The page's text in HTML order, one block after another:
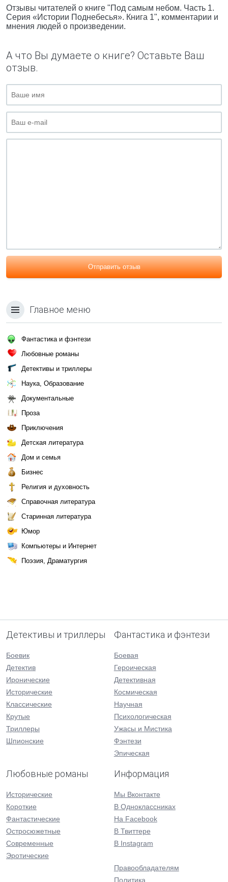
Отзывы читателей о книге "Под самым небом. Часть 1.
Серия «Истории Поднебесья». Книга 1", комментарии и
мнения людей о произведении.
А что Вы думаете о книге? Оставьте Ваш
отзыв.
Отправить отзыв
Главное меню
Фантастика и фэнтези
Любовные романы
Детективы и триллеры
Наука, Образование
Документальные
Проза
Приключения
Детская литература
Дом и семья
Бизнес
Религия и духовность
Справочная литература
Старинная литература
Юмор
Компьютеры и Интернет
Поэзия, Драматургия
Детективы и триллеры
Боевик
Детектив
Иронические
Исторические
Классические
Крутые
Триллеры
Шпионские
Фантастика и фэнтези
Боевая
Героическая
Детективная
Космическая
Научная
Психологическая
Ужасы и Мистика
Фэнтези
Эпическая
Любовные романы
Исторические
Короткие
Фантастические
Остросюжетные
Современные
Эротические
Информация
Мы Вконтакте
В Одноклассниках
На Facebook
В Твиттере
В Instagram
Правообладателям
Политика